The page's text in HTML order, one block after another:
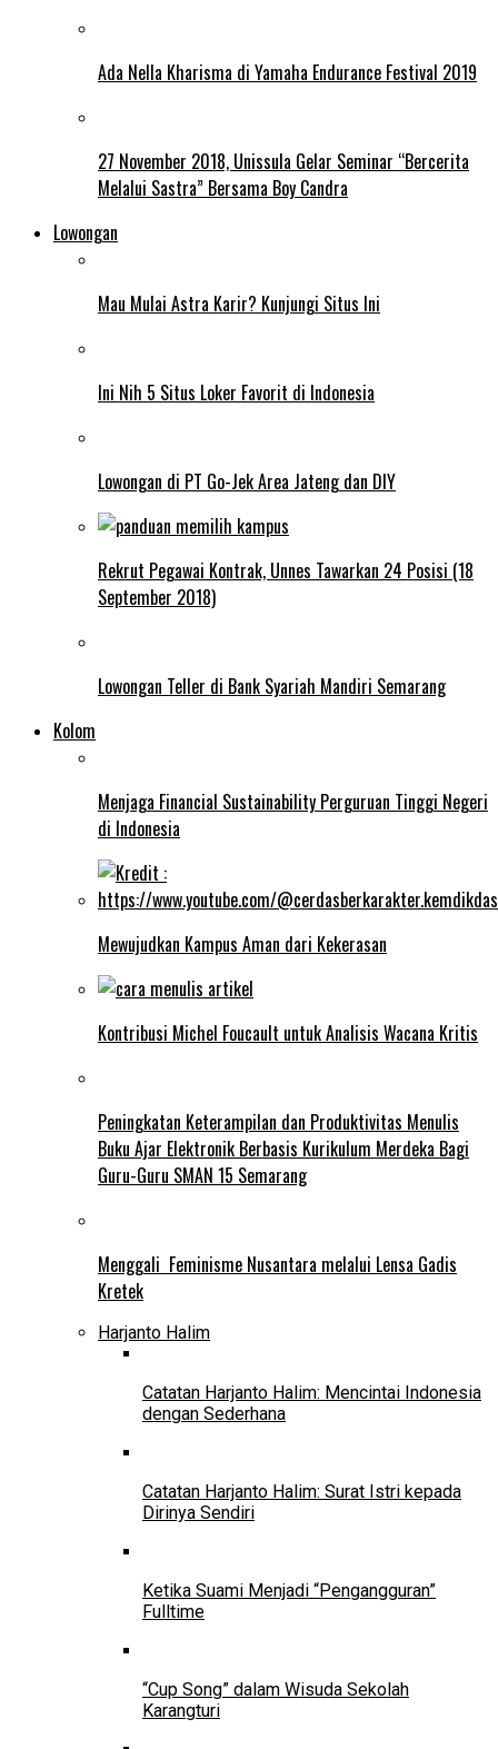
Ada Nella Kharisma di Yamaha Endurance Festival 2019
27 November 2018, Unissula Gelar Seminar “Bercerita
Melalui Sastra” Bersama Boy Candra
Lowongan
Mau Mulai Astra Karir? Kunjungi Situs Ini
Ini Nih 5 Situs Loker Favorit di Indonesia
Lowongan di PT Go-Jek Area Jateng dan DIY
Rekrut Pegawai Kontrak, Unnes Tawarkan 24 Posisi (18
September 2018)
Lowongan Teller di Bank Syariah Mandiri Semarang
Kolom
Menjaga Financial Sustainability Perguruan Tinggi Negeri
di Indonesia
Mewujudkan Kampus Aman dari Kekerasan
Kontribusi Michel Foucault untuk Analisis Wacana Kritis
Peningkatan Keterampilan dan Produktivitas Menulis
Buku Ajar Elektronik Berbasis Kurikulum Merdeka Bagi
Guru-Guru SMAN 15 Semarang
Menggali Feminisme Nusantara melalui Lensa Gadis
Kretek
Harjanto Halim
Catatan Harjanto Halim: Mencintai Indonesia
dengan Sederhana
Catatan Harjanto Halim: Surat Istri kepada
Dirinya Sendiri
Ketika Suami Menjadi “Pengangguran”
Fulltime
“Cup Song” dalam Wisuda Sekolah
Karangturi